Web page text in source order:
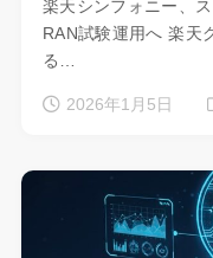
楽天シンフォニー、
RAN試験運用へ 楽天
る…
2026年1月5日